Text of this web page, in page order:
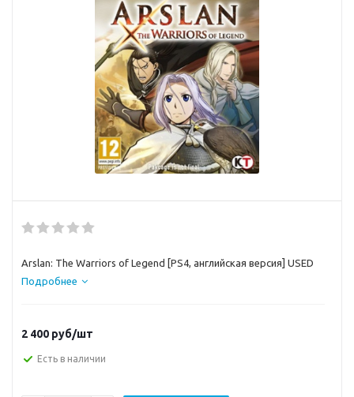
Arslan: The Warriors of Legend [PS4, английская версия] USED
Подробнее
2 400 руб/шт
Есть в наличии